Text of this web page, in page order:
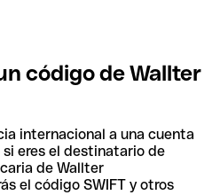
código de Wallter
internacional a una cuenta
eres el destinatario de
de Wallter
el código SWIFT y otros